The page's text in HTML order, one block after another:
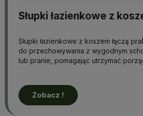
Słupki łazienkowe z
Słupki łazienkowe z koszem łączą
do przechowywania z wygodnym
lub pranie, pomagając utrzymać
Zobacz !